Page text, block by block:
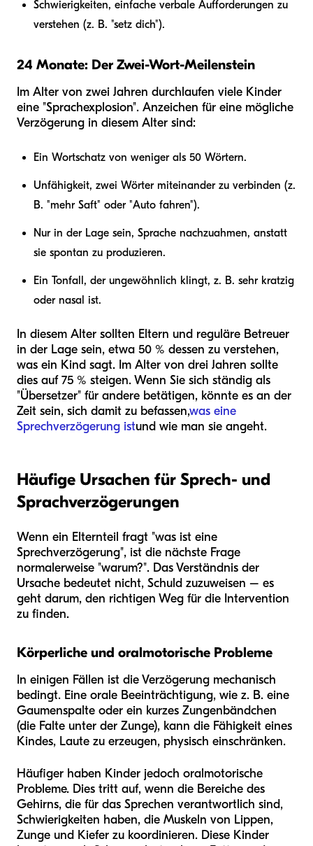
Schwierigkeiten, einfache verbale Aufforderungen zu
verstehen (z. B. "setz dich").
24 Monate: Der Zwei-Wort-Meilenstein
Im Alter von zwei Jahren durchlaufen viele Kinder
eine "Sprachexplosion". Anzeichen für eine mögliche
Verzögerung in diesem Alter sind:
Ein Wortschatz von weniger als 50 Wörtern.
Unfähigkeit, zwei Wörter miteinander zu verbinden (z.
B. "mehr Saft" oder "Auto fahren").
Nur in der Lage sein, Sprache nachzuahmen, anstatt
sie spontan zu produzieren.
Ein Tonfall, der ungewöhnlich klingt, z. B. sehr kratzig
oder nasal ist.
In diesem Alter sollten Eltern und reguläre Betreuer
in der Lage sein, etwa 50 % dessen zu verstehen,
was ein Kind sagt. Im Alter von drei Jahren sollte
dies auf 75 % steigen. Wenn Sie sich ständig als
"Übersetzer" für andere betätigen, könnte es an der
Zeit sein, sich damit zu befassen,was eine
Sprechverzögerung istund wie man sie angeht.
Häufige Ursachen für Sprech- und
Sprachverzögerungen
Wenn ein Elternteil fragt "was ist eine
Sprechverzögerung", ist die nächste Frage
normalerweise "warum?". Das Verständnis der
Ursache bedeutet nicht, Schuld zuzuweisen – es
geht darum, den richtigen Weg für die Intervention
zu finden.
Körperliche und oralmotorische Probleme
In einigen Fällen ist die Verzögerung mechanisch
bedingt. Eine orale Beeinträchtigung, wie z. B. eine
Gaumenspalte oder ein kurzes Zungenbändchen
(die Falte unter der Zunge), kann die Fähigkeit eines
Kindes, Laute zu erzeugen, physisch einschränken.
Häufiger haben Kinder jedoch oralmotorische
Probleme. Dies tritt auf, wenn die Bereiche des
Gehirns, die für das Sprechen verantwortlich sind,
Schwierigkeiten haben, die Muskeln von Lippen,
Zunge und Kiefer zu koordinieren. Diese Kinder